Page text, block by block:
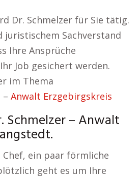
Dr. Schmelzer für Sie tätig.
juristischem Sachverstand
Ihre Ansprüche
Job gesichert werden.
im Thema
– Anwalt Erzgebirgskreis
Schmelzer – Anwalt
Chef, ein paar förmliche
geht es um Ihre